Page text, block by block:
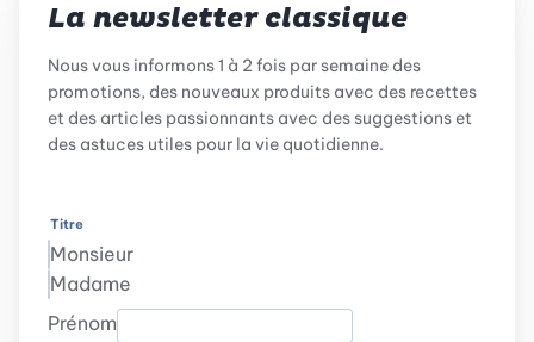
La newsletter classique
Nous vous informons 1 à 2 fois par semaine des
promotions, des nouveaux produits avec des recettes
et des articles passionnants avec des suggestions et
des astuces utiles pour la vie quotidienne.
Titre
Monsieur
Madame
Prénom